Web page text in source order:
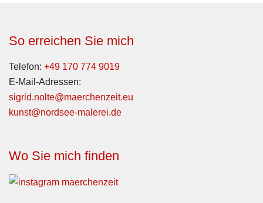
So erreichen Sie mich
Telefon: +49 170 774 9019
E-Mail-Adressen:
sigrid.nolte@maerchenzeit.eu
kunst@nordsee-malerei.de
Wo Sie mich finden